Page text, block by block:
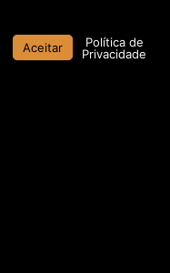
Aceitar
Política de
Privacidade